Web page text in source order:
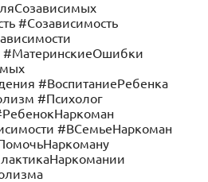
#Созависимость
#МатеринскиеОшибки
#ВоспитаниеРебенка
#Психолог
#ВСемьеНаркоман